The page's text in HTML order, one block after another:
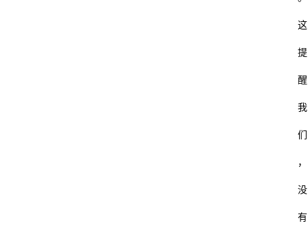
这
提
醒
我
们
，
没
有